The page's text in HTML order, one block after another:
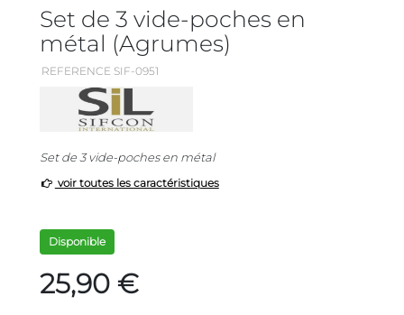
Set de 3 vide-poches en
métal (Agrumes)
REFERENCE SIF-0951
Set de 3 vide-poches en métal
voir toutes les caractéristiques
Disponible
25,90 €